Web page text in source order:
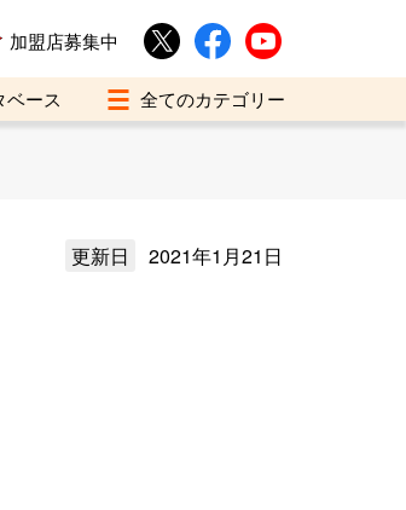
加盟店募集中
ベース
更新日 2021年1月21日